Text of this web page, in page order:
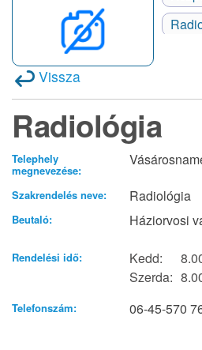
Vissza
Radiológia
Telephely
megnevezése:
Szakrendelés neve: Radiológia
Beutaló: Háziorvosi
Rendelési idő: Kedd:
Szerda:
Telefonszám: 06-45-570